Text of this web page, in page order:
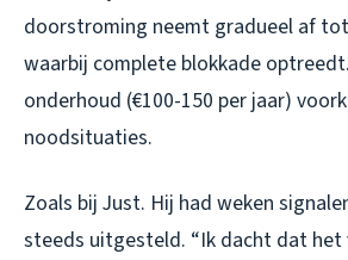
doorstroming neemt gradueel af
waarbij complete blokkade
onderhoud (€100-150 per jaar)
noodsituaties.
Zoals bij Just. Hij had weken
steeds uitgesteld. “Ik dacht dat het